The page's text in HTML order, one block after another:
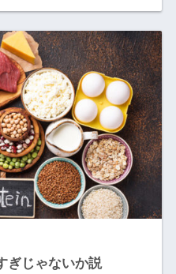
ぎじゃないか説